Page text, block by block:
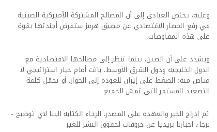
وعليه، يخلص العبادي إلى أن المصالح المشتركة الأميركية الصينية
في رفع الحصار الاقتصادي عن مضيق هرمز ستفرض أجندتها بقوة
على هذه المفاوضات.
ويشدد على أن الصين، بينما تنظر إلى مصالحها الاقتصادية مع
الدول الخليجية ودول الشرق الأوسط، باتت أمام خيار استراتيجي لا
مناص منه: الضغط على إيران للعودة إلى الحوار، أو تحمّل كلفة
التصعيد المستمر التي تمسّ الجميع.
تم ادراج الخبر والعهده على المصدر، الرجاء الكتابة الينا لاي توضبح -
برجاء اخبارنا بريديا عن خروقات لحقوق النشر للغير